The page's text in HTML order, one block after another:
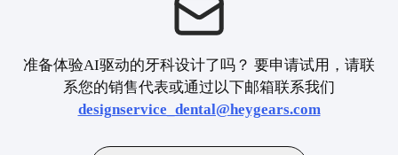
准备体验AI驱动的牙科设计了吗？ 要申请试用，请联
系您的销售代表或通过以下邮箱联系我们
designservice_dental@heygears.com